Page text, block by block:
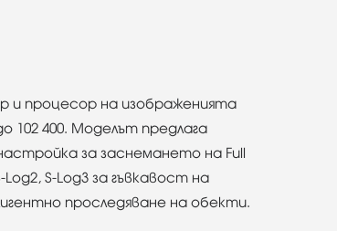
и процесор на изображенията
102 400. Моделът предлага
за заснемането на Full
S-Log3 за гъвкавост на
проследяване на обекти.